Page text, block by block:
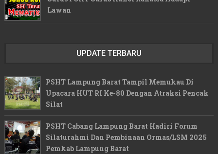
Lawan
UPDATE TERBARU
PSHT Lampung Barat Tampil Memukau Di
Upacara HUT RI Ke-80 Dengan Atraksi Pencak
Silat
PSHT Cabang Lampung Barat Hadiri Forum
Silaturahmi Dan Pembinaan Ormas/LSM 2025
Pemkab Lampung Barat